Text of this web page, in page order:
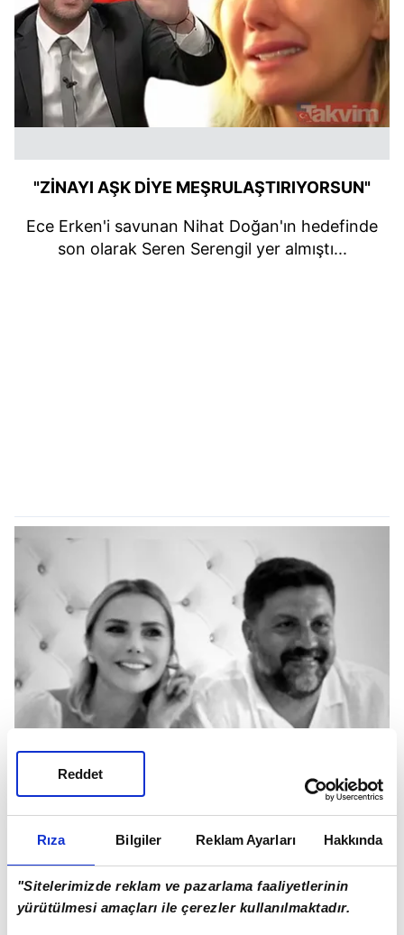
Rıza Bilgiler Reklam Ayarları Hakkında
"Sitelerimizde reklam ve pazarlama faaliyetlerinin
yürütülmesi amaçları ile çerezler kullanılmaktadır.
Reddet
"ZİNAYI AŞK DİYE MEŞRULAŞTIRIYORSUN"
Ece Erken'i savunan Nihat Doğan'ın hedefinde
son olarak Seren Serengil yer almıştı...